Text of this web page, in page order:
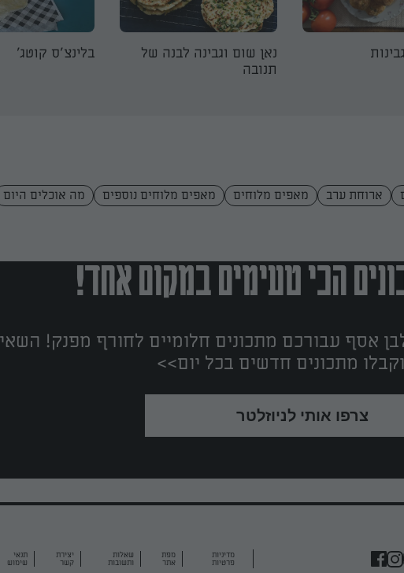
נאן שום וגבינה לבנה של
תנובה
בלינצ'ס קוטג'
ארוחת ערב מאפים מלוחים מאפים מלוחים נוספים מה אוכלים היום
הכי טעימים במקום אחד!
אסף עבורכם מתכונים חלומיים לחורף מפנק!
מתכונים חדשים בכל יום>>
צרפו אותי לניוזלטר
מדיניות
פרטיות
מפת
אתר
שאלות
ותשובות
יצירת
קשר
תנאי
שימוש